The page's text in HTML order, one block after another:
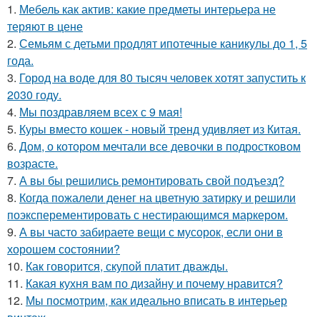
1. Мебель как актив: какие предметы интерьера не
теряют в цене
2. Семьям с детьми продлят ипотечные каникулы до 1, 5
года.
3. Город на воде для 80 тысяч человек хотят запустить к
2030 году.
4. Мы поздравляем всех с 9 мая!
5. Куры вместо кошек - новый тренд удивляет из Китая.
6. Дом, о котором мечтали все девочки в подростковом
возрасте.
7. А вы бы решились ремонтировать свой подъезд?
8. Когда пожалели денег на цветную затирку и решили
поэксперементировать с нестирающимся маркером.
9. А вы часто забираете вещи с мусорок, если они в
хорошем состоянии?
10. Как говорится, скупой платит дважды.
11. Какая кухня вам по дизайну и почему нравится?
12. Мы посмотрим, как идеально вписать в интерьер